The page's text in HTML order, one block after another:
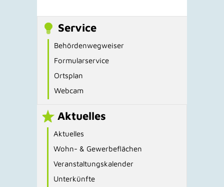
Service
Behördenwegweiser
Formularservice
Ortsplan
Webcam
Aktuelles
Aktuelles
Wohn- & Gewerbeflächen
Veranstaltungskalender
Unterkünfte